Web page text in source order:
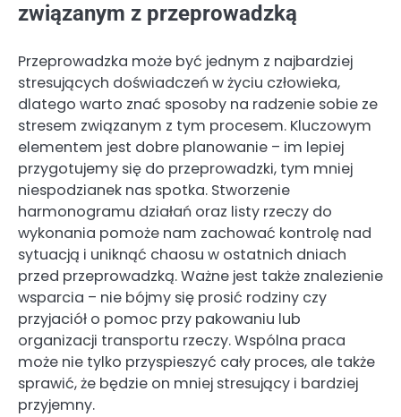
związanym z przeprowadzką
Przeprowadzka może być jednym z najbardziej
stresujących doświadczeń w życiu człowieka,
dlatego warto znać sposoby na radzenie sobie ze
stresem związanym z tym procesem. Kluczowym
elementem jest dobre planowanie – im lepiej
przygotujemy się do przeprowadzki, tym mniej
niespodzianek nas spotka. Stworzenie
harmonogramu działań oraz listy rzeczy do
wykonania pomoże nam zachować kontrolę nad
sytuacją i uniknąć chaosu w ostatnich dniach
przed przeprowadzką. Ważne jest także znalezienie
wsparcia – nie bójmy się prosić rodziny czy
przyjaciół o pomoc przy pakowaniu lub
organizacji transportu rzeczy. Wspólna praca
może nie tylko przyspieszyć cały proces, ale także
sprawić, że będzie on mniej stresujący i bardziej
przyjemny.